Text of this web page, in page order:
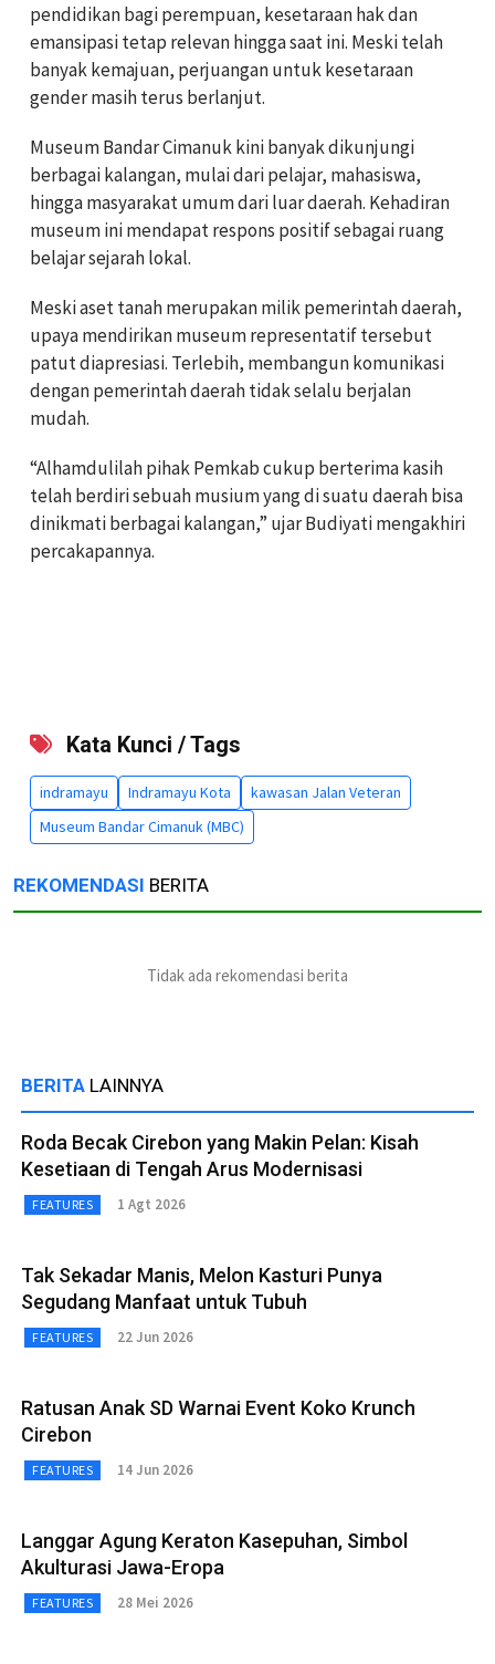
pendidikan bagi perempuan, kesetaraan hak dan
emansipasi tetap relevan hingga saat ini. Meski telah
banyak kemajuan, perjuangan untuk kesetaraan
gender masih terus berlanjut.
Museum Bandar Cimanuk kini banyak dikunjungi
berbagai kalangan, mulai dari pelajar, mahasiswa,
hingga masyarakat umum dari luar daerah. Kehadiran
museum ini mendapat respons positif sebagai ruang
belajar sejarah lokal.
Meski aset tanah merupakan milik pemerintah daerah,
upaya mendirikan museum representatif tersebut
patut diapresiasi. Terlebih, membangun komunikasi
dengan pemerintah daerah tidak selalu berjalan
mudah.
“Alhamdulilah pihak Pemkab cukup berterima kasih
telah berdiri sebuah musium yang di suatu daerah bisa
dinikmati berbagai kalangan,” ujar Budiyati mengakhiri
percakapannya.
Kata Kunci / Tags
indramayu Indramayu Kota
kawasan Jalan Veteran
Museum Bandar Cimanuk (MBC)
REKOMENDASI BERITA
Tidak ada rekomendasi berita
BERITA LAINNYA
Roda Becak Cirebon yang Makin Pelan: Kisah
Kesetiaan di Tengah Arus Modernisasi
FEATURES 1 Agt 2026
Tak Sekadar Manis, Melon Kasturi Punya
Segudang Manfaat untuk Tubuh
FEATURES 22 Jun 2026
Ratusan Anak SD Warnai Event Koko Krunch
Cirebon
FEATURES 14 Jun 2026
Langgar Agung Keraton Kasepuhan, Simbol
Akulturasi Jawa-Eropa
FEATURES 28 Mei 2026